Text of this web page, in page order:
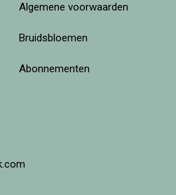
Algemene voorwaarden
Bruidsbloemen
Abonnementen